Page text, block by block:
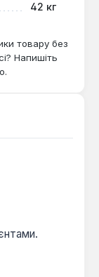
42 кг
товару без
Напишіть